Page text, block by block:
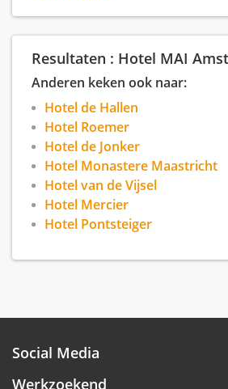
grachten en vele artistieke eye-
voor een unieke hotel ervaring.
Resultaten : Hotel MAI
Anderen keken ook naar:
Hotel de Hallen
Hotel Roemer
Hotel de Jonker
Hotel Monastere Maastricht
Hotel van de Vijsel
Hotel Mercier
Hotel Pontsteiger
Social Media
Werkzoekend